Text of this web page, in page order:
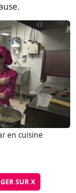
en cuisine
SUR X